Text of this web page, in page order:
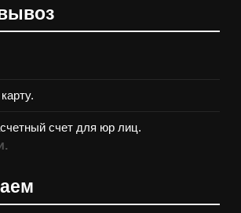
счет для юр лиц.